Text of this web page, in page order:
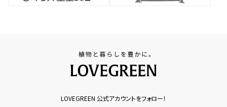
LOVEGREEN 公式アカウントをフォロー！